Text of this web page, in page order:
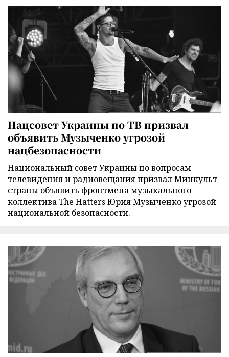
Нацсовет Украины по ТВ призвал
объявить Музыченко угрозой
нацбезопасности
Национальный совет Украины по вопросам
телевидения и радиовещания призвал Минкульт
страны объявить фронтмена музыкального
коллектива The Hatters Юрия Музыченко угрозой
национальной безопасности.